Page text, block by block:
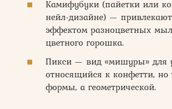
Камифубуки (пайетки или
нейл-дизайне) —
эффектом разноцветных
цветного горошка.
Пикси — вид «мишуры» для
относящийся к конфетти, но
формы, а геометрической.